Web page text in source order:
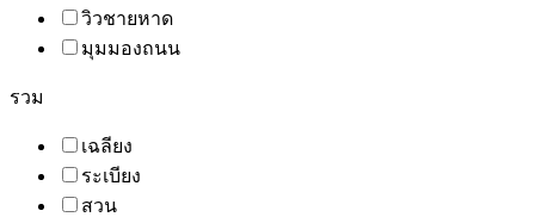
วิวชายหาด
มุมมองถนน
รวม
เฉลียง
ระเบียง
สวน